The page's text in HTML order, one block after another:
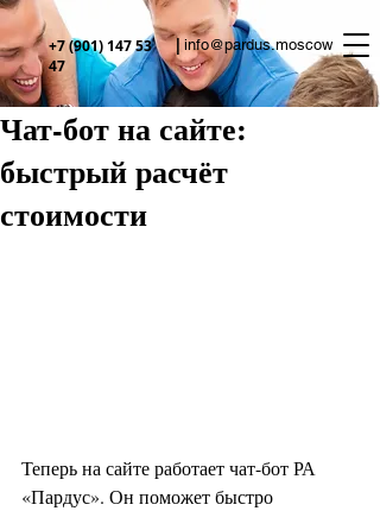
+7 (901) 147 53
47
| info@pardus.moscow
Чат-бот на сайте:
быстрый расчёт
стоимости
Теперь на сайте работает чат-бот РА
«Пардус». Он поможет быстро